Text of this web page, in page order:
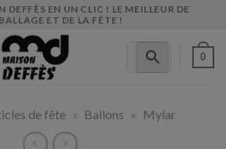
EN UN CLIC ! LE MEILLEUR DE
ET DE LA FÊTE !
0
de fête » Ballons » Mylar